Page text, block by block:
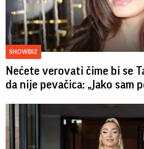
SHOWBIZ
Nećete verovati čime bi se
da nije pevačica: „Jako sam